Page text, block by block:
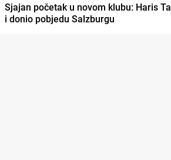
Sjajan početak u novom klubu: Haris
i donio pobjedu Salzburgu